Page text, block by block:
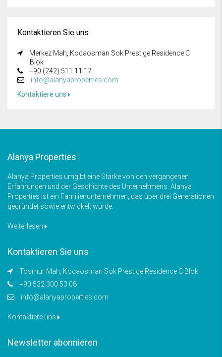
Kontaktieren Sie uns
Merkez Mah, Kocaosman Sok Prestige Residence C
Blok
+90 (242) 511 11 17
info@alanyaproperties.com
Kontaktiere uns
Alanya Properties
Alanya Properties umgibt eine Stärke von den vergangenen
Erfahrungen und der Geschichte des Unternehmens. Alanya
Properties ist ein Familienunternehmen, das über drei Generationen
gegründet sowie entwickelt wurde.
Weiterlesen
Kontaktieren Sie uns
Tosmur Mah, Kocaosman Sok Prestige Residence C Blok
+90 532 300 53 08
info@alanyaproperties.com
Kontaktiere uns
Newsletter abonnieren